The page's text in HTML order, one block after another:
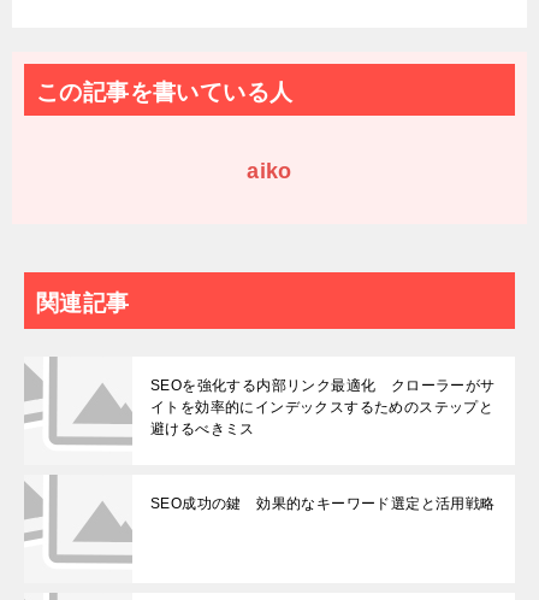
この記事を書いている人
aiko
関連記事
SEOを強化する内部リンク最適化 クローラーがサ
イトを効率的にインデックスするためのステップと
避けるべきミス
SEO成功の鍵 効果的なキーワード選定と活用戦略